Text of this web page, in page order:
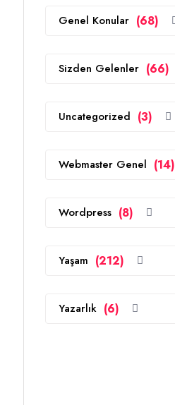
Genel Konular (68)
Sizden Gelenler (66)
Uncategorized (3)
Webmaster Genel (14)
Wordpress (8)
Yaşam (212)
Yazarlık (6)